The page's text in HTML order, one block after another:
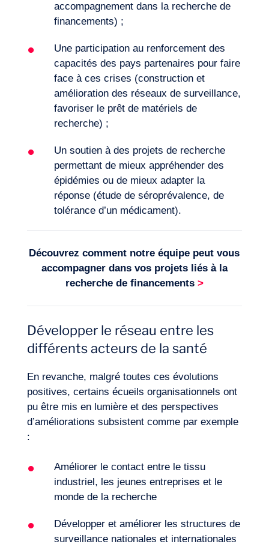
accompagnement dans la recherche de
financements) ;
Une participation au renforcement des
capacités des pays partenaires pour faire
face à ces crises (construction et
amélioration des réseaux de surveillance,
favoriser le prêt de matériels de
recherche) ;
Un soutien à des projets de recherche
permettant de mieux appréhender des
épidémies ou de mieux adapter la
réponse (étude de séroprévalence, de
tolérance d’un médicament).
Découvrez comment notre équipe peut vous
accompagner dans vos projets liés à la
recherche de financements >
Développer le réseau entre les
différents acteurs de la santé
En revanche, malgré toutes ces évolutions
positives, certains écueils organisationnels ont
pu être mis en lumière et des perspectives
d’améliorations subsistent comme par exemple
:
Améliorer le contact entre le tissu
industriel, les jeunes entreprises et le
monde de la recherche
Développer et améliorer les structures de
surveillance nationales et internationales